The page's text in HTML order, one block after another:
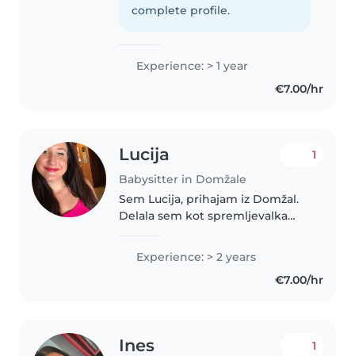
in zabavno okolje, kjer se otroci
complete profile.
Experience: > 1 year
€7.00/hr
Lucija
Babysitter in Domžale
1
Sem Lucija, prihajam iz Domžal.
Delala sem kot spremljevalka
posebnimi potrebami. Rada
deam z otroci, z njimi ustvarjam,
jih učim, pomagam pri nalogah..
Experience: > 2 years
€7.00/hr
Ines 1